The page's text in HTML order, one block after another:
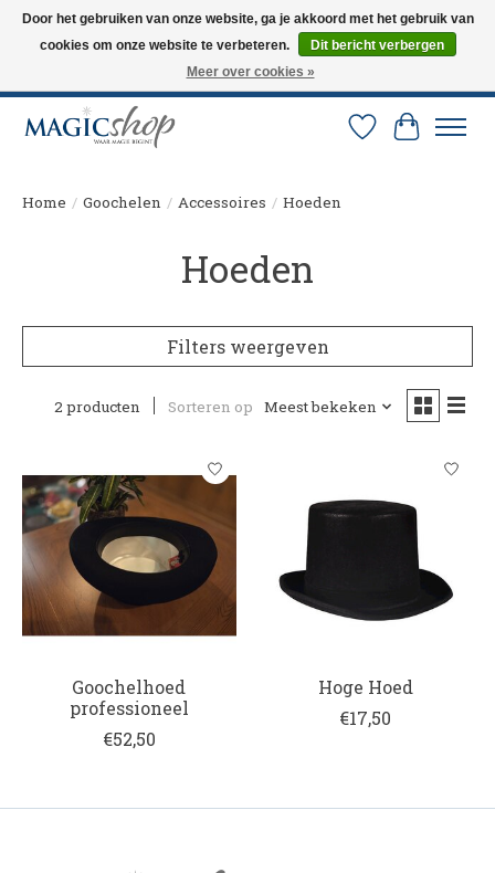
Altijd de nieuwste trucs op voorraad. Snelle verzending via PostNL en DHL.
Langskomen in onze winkel? Bel of mail om een afspraak te maken. 0251-
Verlanglijst
Home / Goochelen / Accessoires / Hoeden
Hoeden
Filters weergeven
2 producten Sorteren op Meest bekeken
Goochelhoed
professioneel
€52,50
Hoge Hoed
€17,50
Door het gebruiken van onze website, ga je akkoord met het gebruik van
cookies om onze website te verbeteren.
Dit bericht verbergen
Meer over cookies »